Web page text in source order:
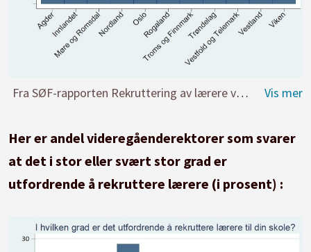
Fra SØF-rapporten Rekruttering av lærere ved norske skoler.
Her er andel videregåenderektorer som svarer
at det i stor eller svært stor grad er
utfordrende å rekruttere lærere (i prosent) :